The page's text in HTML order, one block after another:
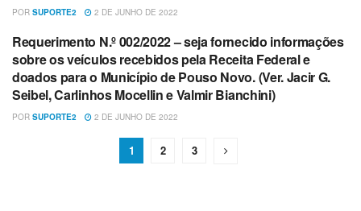
POR SUPORTE2 2 DE JUNHO DE 2022
REQUERIMENTOS
Requerimento N.º 002/2022 – seja fornecido informações
sobre os veículos recebidos pela Receita Federal e
doados para o Município de Pouso Novo. (Ver. Jacir G.
Seibel, Carlinhos Mocellin e Valmir Bianchini)
POR SUPORTE2 2 DE JUNHO DE 2022
1 2 3